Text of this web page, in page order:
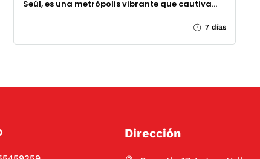
Seúl, es una metrópolis vibrante que cautiva…
7 días
Dirección